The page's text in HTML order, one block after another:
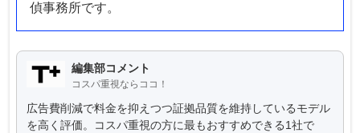
偵事務所です。
編集部コメント
コスパ重視ならココ！
広告費削減で料金を抑えつつ証拠品質を維持しているモデル
を高く評価。コスパ重視の方に最もおすすめできる1社で